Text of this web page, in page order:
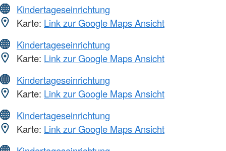
Kindertageseinrichtung
Karte: Link zur Google Maps Ansicht
Kindertageseinrichtung
Karte: Link zur Google Maps Ansicht
Kindertageseinrichtung
Karte: Link zur Google Maps Ansicht
Kindertageseinrichtung
Karte: Link zur Google Maps Ansicht